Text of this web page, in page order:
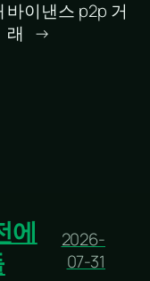
바이낸스 p2p 거
래 →
에
2026-
07-31